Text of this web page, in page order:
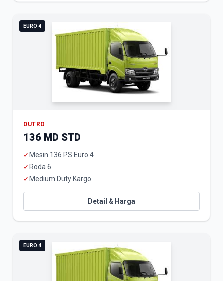
EURO 4
DUTRO
136 MD STD
✓ Mesin 136 PS Euro 4
✓ Roda 6
✓ Medium Duty Kargo
Detail & Harga
EURO 4